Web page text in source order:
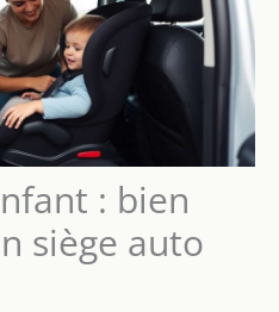
: bien
siège auto